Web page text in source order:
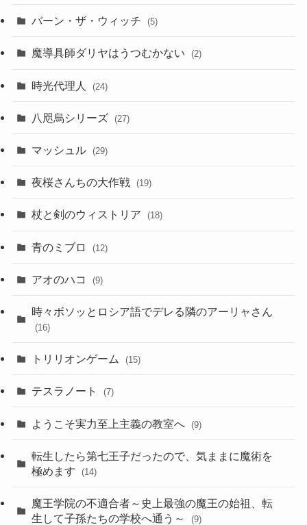
バーン・ザ・ウィッチ (5)
魔導具師ダリヤはうつむかない (2)
時光代理人 (24)
八咫烏シリーズ (27)
マッシュル (29)
夜桜さんちの大作戦 (19)
杖と剣のウィストリア (18)
青のミブロ (12)
アオのハコ (9)
時々ボソッとロシア語でデレる隣のアーリャさん
(16)
トリリオンゲーム (15)
テスラノート (7)
ようこそ実力至上主義の教室へ (9)
転生したら第七王子だったので、気ままに魔術を
極めます
(14)
魔王学院の不適合者～史上最強の魔王の始祖、転
生して子孫たちの学校へ通う～
(9)